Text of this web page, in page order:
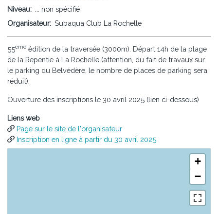
Niveau
... non spécifié
Organisateur
Subaqua Club La Rochelle
55ème édition de la traversée (3000m). Départ 14h de la plage
de la Repentie à La Rochelle (attention, du fait de travaux sur
le parking du Belvédère, le nombre de places de parking sera
réduit).
Ouverture des inscriptions le 30 avril 2025 (lien ci-dessous)
Liens web
Page sur le site de l'organisateur
Inscription en ligne à partir du 30 avril 2025
+
−